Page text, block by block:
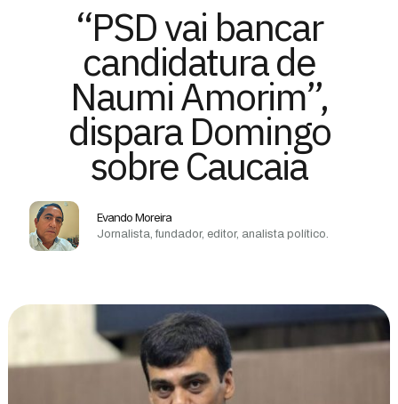
“PSD vai bancar
candidatura de
Naumi Amorim”,
dispara Domingo
sobre Caucaia
Evando Moreira
Jornalista, fundador, editor, analista político.